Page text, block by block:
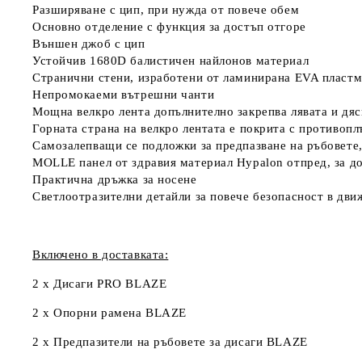
Разширяване с цип, при нужда от повече обем
Основно отделение с функция за достъп отгоре
Външен джоб с цип
Устойчив 1680D балистичен найлонов материал
Странични стени, изработени от ламинирана EVA
Непромокаеми вътрешни чанти
Мощна велкро лента допълнително закрепва лявата и
Горната страна на велкро лентата е покрита с
Самозалепващи се подложки за предпазване на
MOLLE панел от здравия материал Hypalon отпред, за
Практична дръжка за носене
Светлоотразителни детайли за повече безопасност в
Включено в доставката:
2 x Дисаги PRO BLAZE
2 x Oпорни рамена BLAZE
2 x Предпазители на ръбовете за дисаги BLAZE